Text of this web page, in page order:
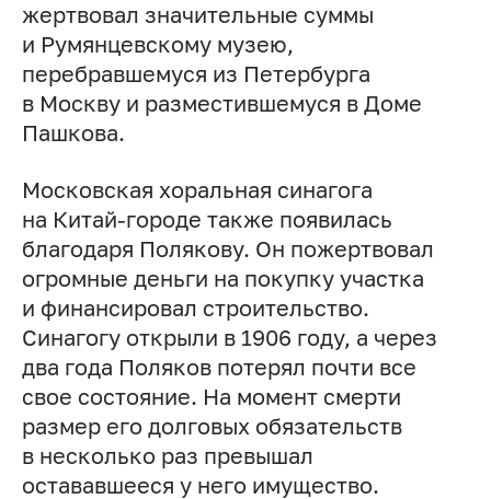
жертвовал значительные суммы
и Румянцевскому музею,
перебравшемуся из Петербурга
в Москву и разместившемуся в Доме
Пашкова.
Московская хоральная синагога
на Китай-городе также появилась
благодаря Полякову. Он пожертвовал
огромные деньги на покупку участка
и финансировал строительство.
Синагогу открыли в 1906 году, а через
два года Поляков потерял почти все
свое состояние. На момент смерти
размер его долговых обязательств
в несколько раз превышал
остававшееся у него имущество.